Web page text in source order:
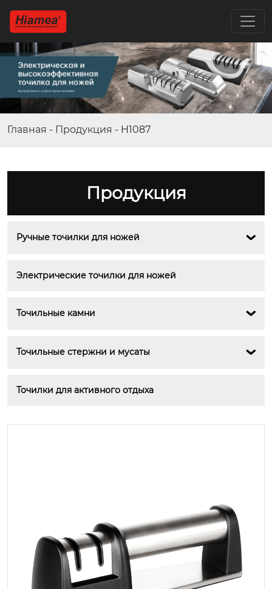
Главная - Продукция - H1087
Продукция
Ручные точилки для ножей 
Электрические точилки для ножей
Точильные камни 
Точильные стержни и мусаты 
Точилки для активного отдыха